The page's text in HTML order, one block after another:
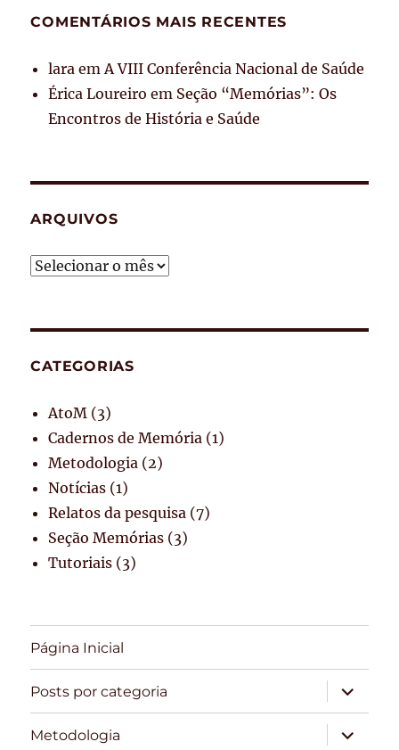
COMENTÁRIOS MAIS RECENTES
lara emA VIII Conferência Nacional de Saúde
Érica Loureiro em Seção “Memórias”: Os
Encontros de História e Saúde
ARQUIVOS
Arquivos
CATEGORIAS
AtoM (3)
Cadernos de Memória (1)
Metodologia (2)
Notícias (1)
Relatos da pesquisa (7)
Seção Memórias (3)
Tutoriais (3)
Página Inicial
Posts por categoria
expandir
Metodologia
expandir